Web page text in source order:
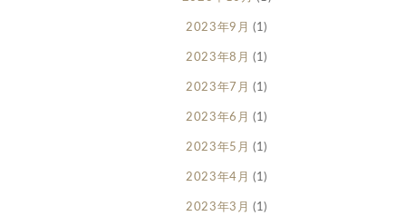
2023年9月 (1)
2023年8月 (1)
2023年7月 (1)
2023年6月 (1)
2023年5月 (1)
2023年4月 (1)
2023年3月 (1)